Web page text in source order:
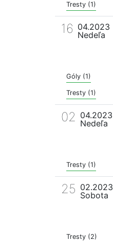
Tresty (1)
16 04.2023
Nedeľa
Góly (1)
Tresty (1)
02 04.2023
Nedeľa
Tresty (1)
25 02.2023
Sobota
Tresty (2)